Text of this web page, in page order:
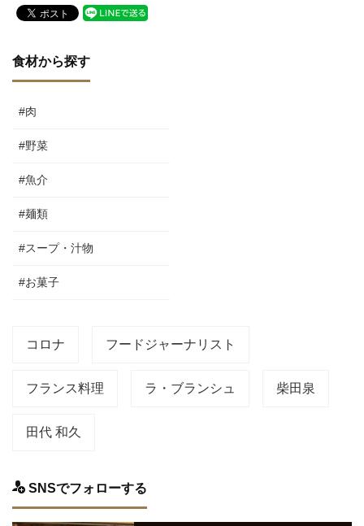
食材から探す
#肉
#野菜
#魚介
#麺類
#スープ・汁物
#お菓子
コロナ フードジャーナリスト
フランス料理 ラ・ブランシュ 柴田泉
田代 和久
SNSでフォローする